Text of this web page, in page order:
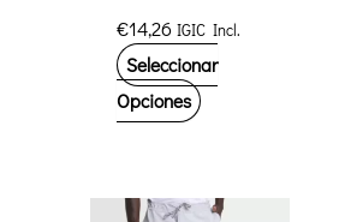
producto
€14,26 IGIC Incl.
Seleccionar
Opciones Este
múltiples